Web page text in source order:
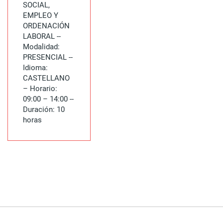
SOCIAL,
EMPLEO Y
ORDENACIÓN
LABORAL --
Modalidad:
PRESENCIAL --
Idioma:
CASTELLANO
– Horario:
09:00 – 14:00 --
Duración: 10
horas